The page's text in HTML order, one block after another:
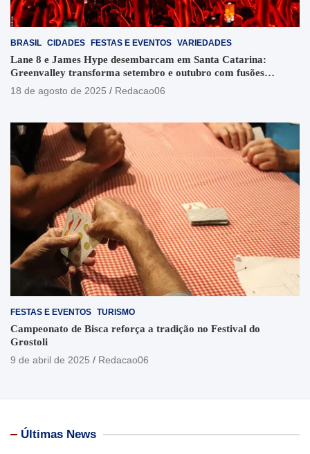
BRASIL CIDADES FESTAS E EVENTOS VARIEDADES
Lane 8 e James Hype desembarcam em Santa Catarina:
Greenvalley transforma setembro e outubro com fusões
sonoras e visuais
18 de agosto de 2025 Redacao06
FESTAS E EVENTOS TURISMO
Campeonato de Bisca reforça a tradição no Festival do
Grostoli
9 de abril de 2025
Redacao06
Últimas News